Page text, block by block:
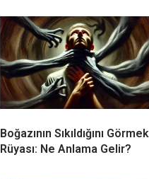
Boğazının Sıkıldığını Görmek
Rüyası: Ne Anlama Gelir?